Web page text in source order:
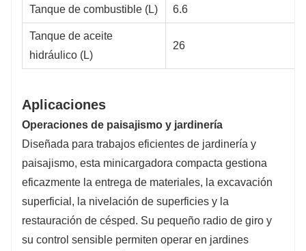
Tanque de combustible (L) 6.6
Tanque de aceite
hidráulico (L)
26
Aplicaciones
Operaciones de paisajismo y jardinería
Diseñada para trabajos eficientes de jardinería y
paisajismo, esta minicargadora compacta gestiona
eficazmente la entrega de materiales, la excavación
superficial, la nivelación de superficies y la
restauración de césped. Su pequeño radio de giro y
su control sensible permiten operar en jardines